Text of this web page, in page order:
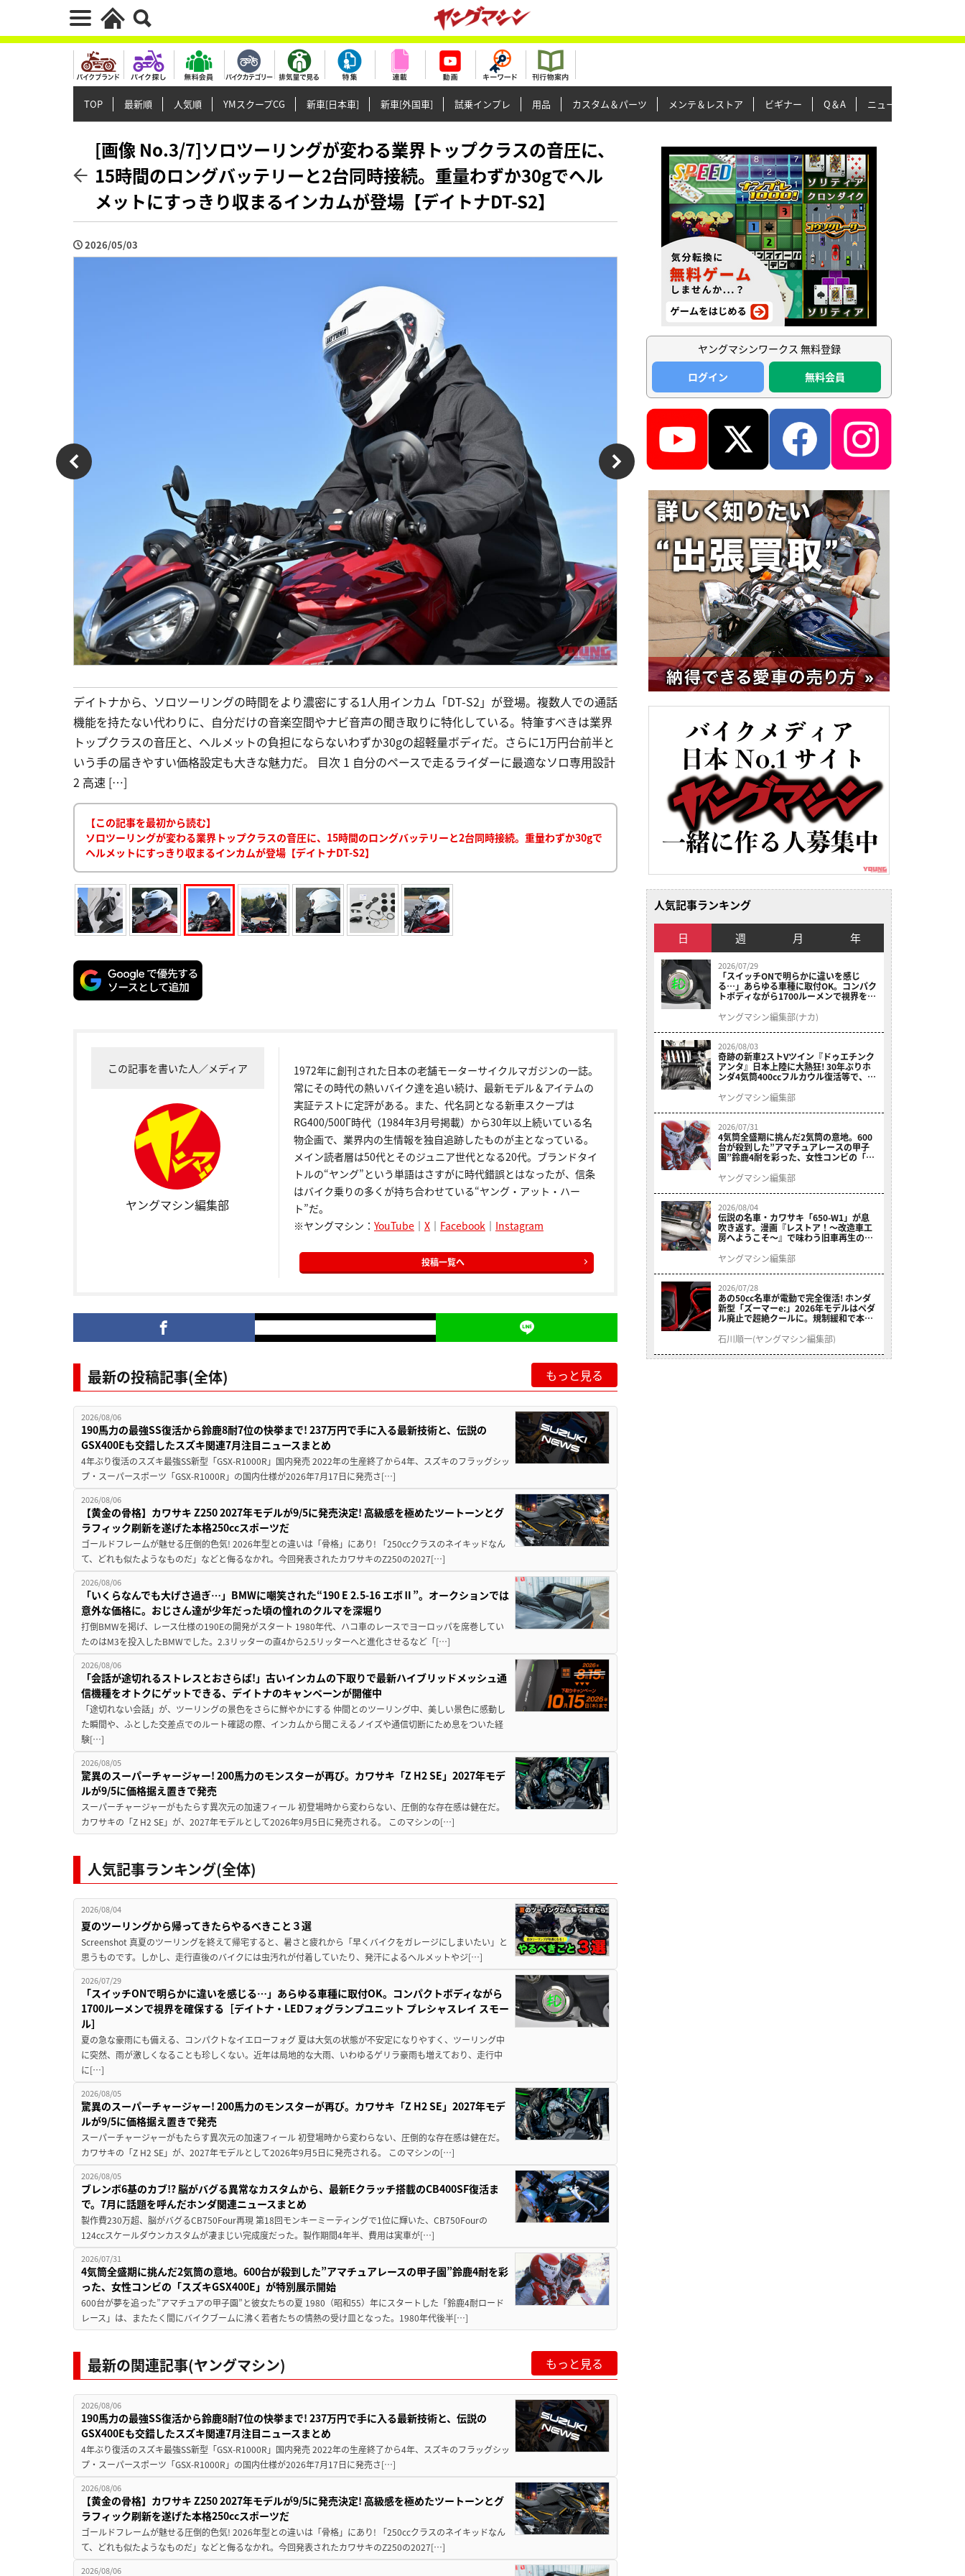
TOP 最新順 人気順 YMスクープCG 新車[日本車] 新車[外国車] 試乗インプレ 用品 カスタム＆パーツ メンテ＆レストア ビギナー Q＆A ニュース＆トピックス
[画像 No.3/7]ソロツーリングが変わる業界トップクラスの音圧に、
15時間のロングバッテリーと2台同時接続。重量わずか30gでヘル
メットにすっきり収まるインカムが登場【デイトナDT-S2】
2026/05/03
デイトナから、ソロツーリングの時間をより濃密にする1人用インカム「DT-S2」が登場。複数人での通話
機能を持たない代わりに、自分だけの音楽空間やナビ音声の聞き取りに特化している。特筆すべきは業界
トップクラスの音圧と、ヘルメットの負担にならないわずか30gの超軽量ボディだ。さらに1万円台前半と
いう手の届きやすい価格設定も大きな魅力だ。 目次 1 自分のペースで走るライダーに最適なソロ専用設計
2 高速 […]
【この記事を最初から読む】
ソロツーリングが変わる業界トップクラスの音圧に、15時間のロングバッテリーと2台同時接続。重量わずか30gで
ヘルメットにすっきり収まるインカムが登場【デイトナDT-S2】
この記事を書いた人／メディア
ヤングマシン編集部
1972年に創刊された日本の老舗モーターサイクルマガジンの一誌。
常にその時代の熱いバイク達を追い続け、最新モデル＆アイテムの
実証テストに定評がある。また、代名詞となる新車スクープは
RG400/500Γ時代（1984年3月号掲載）から30年以上続いている名
物企画で、業界内の生情報を独自追跡したものが主となっている。
メイン読者層は50代とそのジュニア世代となる20代。ブランドタイ
トルの“ヤング”という単語はさすがに時代錯誤とはなったが、信条
はバイク乗りの多くが持ち合わせている“ヤング・アット・ハー
ト”だ。
※ヤングマシン： YouTube｜ X｜ Facebook｜ Instagram
投稿一覧へ
最新の投稿記事(全体) もっと見る
2026/08/06
190馬力の最強SS復活から鈴鹿8耐7位の快挙まで! 237万円で手に入る最新技術と、伝説の
GSX400Eも交錯したスズキ関連7月注目ニュースまとめ
4年ぶり復活のスズキ最強SS新型「GSX-R1000R」国内発売 2022年の生産終了から4年、スズキのフラッグシッ
プ・スーパースポーツ「GSX-R1000R」の国内仕様が2026年7月17日に発売さ[…]
2026/08/06
【黄金の骨格】カワサキ Z250 2027年モデルが9/5に発売決定! 高級感を極めたツートーンとグ
ラフィック刷新を遂げた本格250ccスポーツだ
ゴールドフレームが魅せる圧倒的色気! 2026年型との違いは「骨格」にあり! 「250ccクラスのネイキッドなん
て、どれも似たようなものだ」などと侮るなかれ。今回発表されたカワサキのZ250の2027[…]
2026/08/06
「いくらなんでも大げさ過ぎ…」BMWに嘲笑された“190 E 2.5-16 エボⅡ”。オークションでは
意外な価格に。おじさん達が少年だった頃の憧れのクルマを深堀り
打倒BMWを掲げ、レース仕様の190Eの開発がスタート 1980年代、ハコ車のレースでヨーロッパを席巻してい
たのはM3を投入したBMWでした。2.3リッターの直4から2.5リッターへと進化させるなど「[…]
2026/08/06
「会話が途切れるストレスとおさらば!」古いインカムの下取りで最新ハイブリッドメッシュ通
信機種をオトクにゲットできる、デイトナのキャンペーンが開催中
「途切れない会話」が、ツーリングの景色をさらに鮮やかにする 仲間とのツーリング中、美しい景色に感動し
た瞬間や、ふとした交差点でのルート確認の際、インカムから聞こえるノイズや通信切断にため息をついた経
験[…]
2026/08/05
驚異のスーパーチャージャー! 200馬力のモンスターが再び。カワサキ「Z H2 SE」2027年モデ
ルが9/5に価格据え置きで発売
スーパーチャージャーがもたらす異次元の加速フィール 初登場時から変わらない、圧倒的な存在感は健在だ。
カワサキの「Z H2 SE」が、2027年モデルとして2026年9月5日に発売される。 このマシンの[…]
人気記事ランキング(全体)
2026/08/04
夏のツーリングから帰ってきたらやるべきこと３選
Screenshot 真夏のツーリングを終えて帰宅すると、暑さと疲れから「早くバイクをガレージにしまいたい」と
思うものです。しかし、走行直後のバイクには虫汚れが付着していたり、発汗によるヘルメットやジ[…]
2026/07/29
「スイッチONで明らかに違いを感じる…」あらゆる車種に取付OK。コンパクトボディながら
1700ルーメンで視界を確保する［デイトナ・LEDフォグランプユニット プレシャスレイ スモー
ル］
夏の急な豪雨にも備える、コンパクトなイエローフォグ 夏は大気の状態が不安定になりやすく、ツーリング中
に突然、雨が激しくなることも珍しくない。近年は局地的な大雨、いわゆるゲリラ豪雨も増えており、走行中
に[…]
2026/08/05
驚異のスーパーチャージャー! 200馬力のモンスターが再び。カワサキ「Z H2 SE」2027年モデ
ルが9/5に価格据え置きで発売
スーパーチャージャーがもたらす異次元の加速フィール 初登場時から変わらない、圧倒的な存在感は健在だ。
カワサキの「Z H2 SE」が、2027年モデルとして2026年9月5日に発売される。 このマシンの[…]
2026/08/05
ブレンボ6基のカブ!? 脳がバグる異常なカスタムから、最新Eクラッチ搭載のCB400SF復活ま
で。7月に話題を呼んだホンダ関連ニュースまとめ
製作費230万超、脳がバグるCB750Four再現 第18回モンキーミーティングで1位に輝いた、CB750Fourの
124ccスケールダウンカスタムが凄まじい完成度だった。製作期間4年半、費用は実車が[…]
2026/07/31
4気筒全盛期に挑んだ2気筒の意地。600台が殺到した”アマチュアレースの甲子園”鈴鹿4耐を彩
った、女性コンビの「スズキGSX400E」が特別展示開始
600台が夢を追った”アマチュアの甲子園”と彼女たちの夏 1980（昭和55）年にスタートした「鈴鹿4耐ロード
レース」は、またたく間にバイクブームに沸く若者たちの情熱の受け皿となった。1980年代後半[…]
最新の関連記事(ヤングマシン) もっと見る
2026/08/06
190馬力の最強SS復活から鈴鹿8耐7位の快挙まで! 237万円で手に入る最新技術と、伝説の
GSX400Eも交錯したスズキ関連7月注目ニュースまとめ
4年ぶり復活のスズキ最強SS新型「GSX-R1000R」国内発売 2022年の生産終了から4年、スズキのフラッグシッ
プ・スーパースポーツ「GSX-R1000R」の国内仕様が2026年7月17日に発売さ[…]
2026/08/06
【黄金の骨格】カワサキ Z250 2027年モデルが9/5に発売決定! 高級感を極めたツートーンとグ
ラフィック刷新を遂げた本格250ccスポーツだ
ゴールドフレームが魅せる圧倒的色気! 2026年型との違いは「骨格」にあり! 「250ccクラスのネイキッドなん
て、どれも似たようなものだ」などと侮るなかれ。今回発表されたカワサキのZ250の2027[…]
2026/08/06
ヤングマシンワークス 無料登録
ログイン
無料会員
人気記事ランキング
日 週 月 年
2026/07/29
「スイッチONで明らかに違いを感じ
る…」あらゆる車種に取付OK。コンパク
トボディながら1700ルーメンで視界を確
ニット プレシャスレイ スモール］
ヤングマシン編集部(ナカ)
2026/08/03
奇跡の新車2ストVツイン『ドゥエチンク
アンタ』日本上陸に大熱狂! 30年ぶりホ
ンダ4気筒400ccフルカウル復活等で、ロ
ニュース振り返り】
ヤングマシン編集部
2026/07/31
4気筒全盛期に挑んだ2気筒の意地。600
台が殺到した”アマチュアレースの甲子
園”鈴鹿4耐を彩った、女性コンビの「ス
ヤングマシン編集部
2026/08/04
伝説の名車・カワサキ「650-W1」が息
吹き返す。漫画『レストア！～改造車工
房へようこそ～』で味わう旧車再生のロ
ヤングマシン編集部
2026/07/28
あの50cc名車が電動で完全復活! ホンダ
新型「ズーマーe:」2026年モデルはペダ
ル廃止で超絶クールに。規制緩和で本来
石川順一(ヤングマシン編集部)